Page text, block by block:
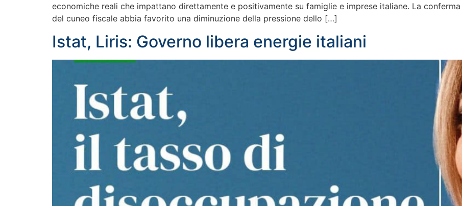
economiche reali che impattano direttamente e positivamente su famiglie e imprese italiane. La
del cuneo fiscale abbia favorito una diminuzione della pressione dello […]
Istat, Liris: Governo libera energie italiani